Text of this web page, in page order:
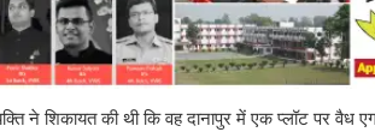
ने शिकायत की थी कि वह दानापुर में एक प्लॉट पर